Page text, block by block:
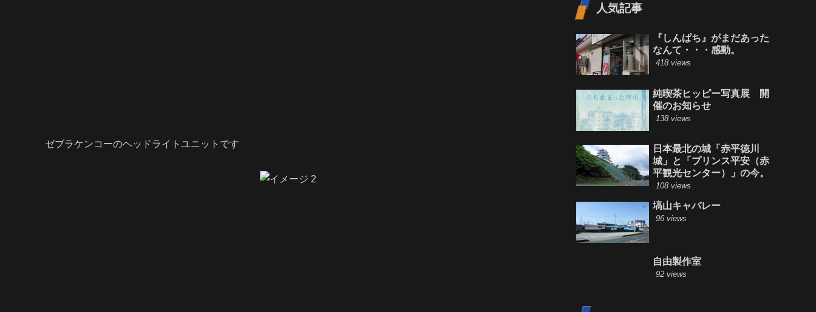
ゼブラケンコーのヘッドライトユニットです
人気記事
『しんぱち』がまだあった
なんて・・・感動。
418 views
純喫茶ヒッピー写真展 開
催のお知らせ
138 views
日本最北の城「赤平徳川
城」と「プリンス平安（赤
平観光センター）」の今。
108 views
塙山キャバレー
96 views
自由製作室
92 views